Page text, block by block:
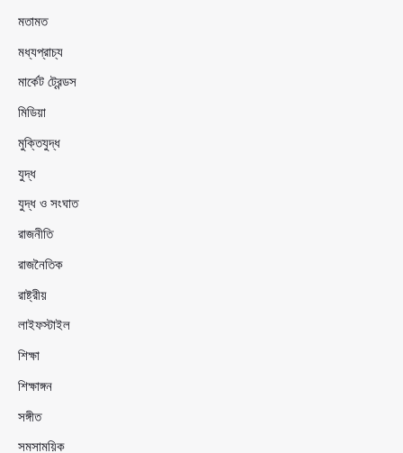
মতামত
মধ্যপ্রাচ্য
মার্কেট ট্রেন্ডস
মিডিয়া
মুক্তিযুদ্ধ
যুদ্ধ
যুদ্ধ ও সংঘাত
রাজনীতি
রাজনৈতিক
রাষ্ট্রীয়
লাইফস্টাইল
শিক্ষা
শিক্ষাঙ্গন
সঙ্গীত
সমসাময়িক